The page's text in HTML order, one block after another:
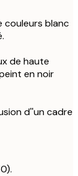
couleurs blanc
de haute
en noir
d''un cadre